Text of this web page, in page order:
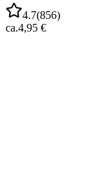
4.7(856)
ca.4,95 €